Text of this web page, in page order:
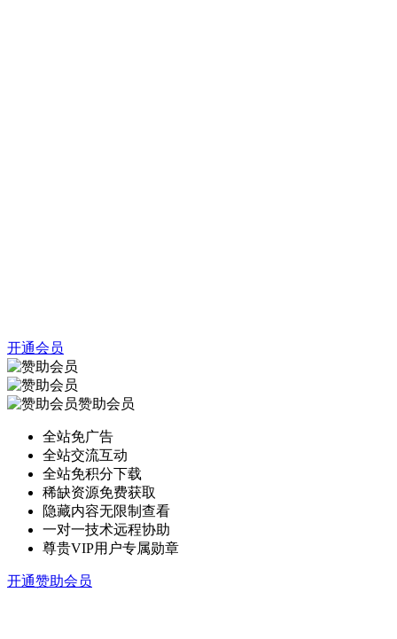
开通会员
赞助会员
全站免广告
全站交流互动
全站免积分下载
稀缺资源免费获取
隐藏内容无限制查看
一对一技术远程协助
尊贵VIP用户专属勋章
开通赞助会员